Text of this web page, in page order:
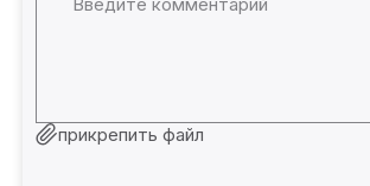
прикрепить файл